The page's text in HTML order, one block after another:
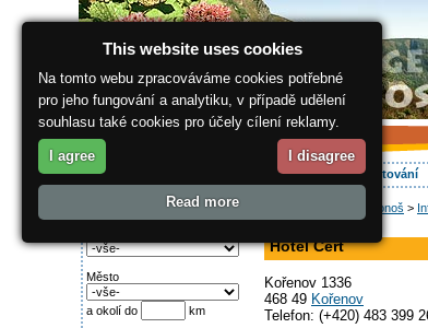
O regionu Vaše dovolená Ubytování
Najděte si:
Město
a okolí do km
Jak do Krkonoš >
Hotel Čert
Kořenov 1336
468 49 Kořenov
Telefon: (+420) 483 399
This website uses cookies
Na tomto webu zpracováváme cookies potřebné
pro jeho fungování a analytiku, v případě udělení
souhlasu také cookies pro účely cílení reklamy.
I agree I disagree
Read more